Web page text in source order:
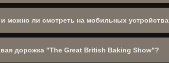
Великобритания. Год выпуска:2010.
можно ли смотреть на мобильных
для смартфонов, планшетов и Smart TV.
дорожка "The Great British Baking Show"?